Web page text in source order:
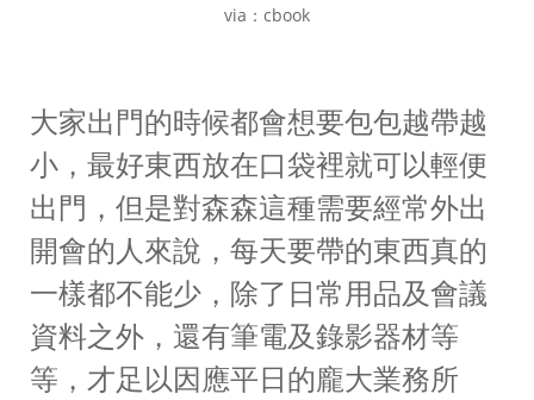
via：cbook
大家出門的時候都會想要包包越帶越
小，最好東西放在口袋裡就可以輕便
出門，但是對森森這種需要經常外出
開會的人來說，每天要帶的東西真的
一樣都不能少，除了日常用品及會議
資料之外，還有筆電及錄影器材等
等，才足以因應平日的龐大業務所